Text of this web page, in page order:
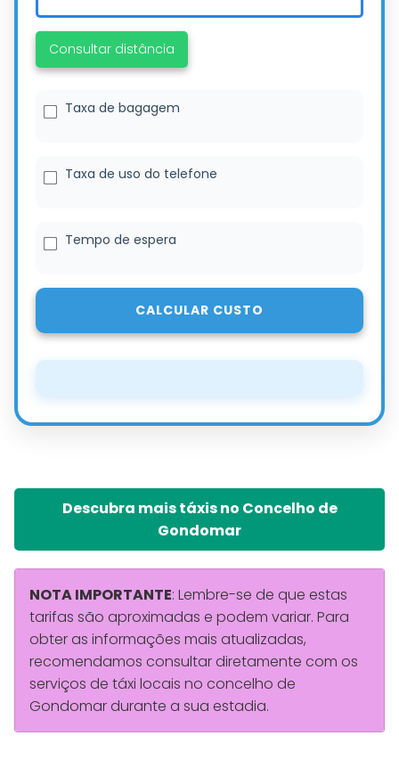
Consultar distância
Taxa de bagagem
Taxa de uso do telefone
Tempo de espera
CALCULAR CUSTO
Descubra mais táxis no Concelho de
Gondomar
NOTA IMPORTANTE: Lembre-se de que estas
tarifas são aproximadas e podem variar. Para
obter as informações mais atualizadas,
recomendamos consultar diretamente com os
serviços de táxi locais no concelho de
Gondomar durante a sua estadia.